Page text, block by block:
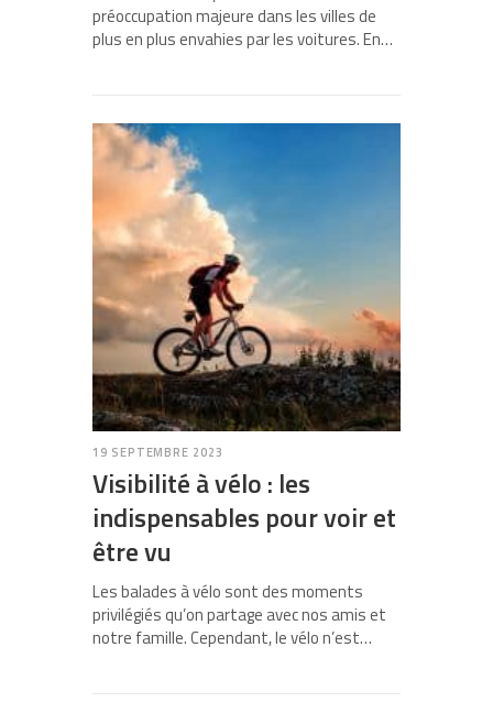
préoccupation majeure dans les villes de
plus en plus envahies par les voitures. En…
19 SEPTEMBRE 2023
Visibilité à vélo : les
indispensables pour voir et
être vu
Les balades à vélo sont des moments
privilégiés qu’on partage avec nos amis et
notre famille. Cependant, le vélo n’est…